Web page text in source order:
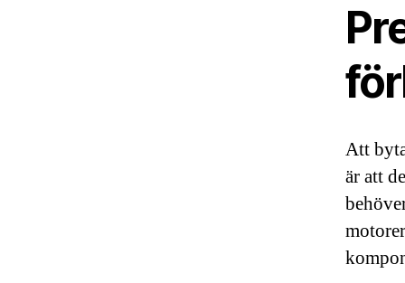
Att
är att